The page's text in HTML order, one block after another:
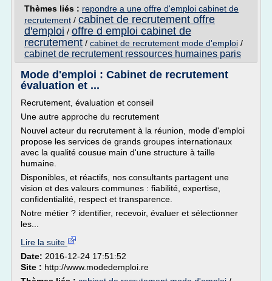
Thèmes liés : repondre a une offre d'emploi cabinet de
recrutement / cabinet de recrutement offre
d'emploi / offre d emploi cabinet de
recrutement / cabinet de recrutement mode d'emploi /
cabinet de recrutement ressources humaines paris
Mode d'emploi : Cabinet de recrutement
évaluation et ...
Recrutement, évaluation et conseil
Une autre approche du recrutement
Nouvel acteur du recrutement à la réunion, mode d'emploi
propose les services de grands groupes internationaux
avec la qualité cousue main d'une structure à taille
humaine.
Disponibles, et réactifs, nos consultants partagent une
vision et des valeurs communes : fiabilité, expertise,
confidentialité, respect et transparence.
Notre métier ? identifier, recevoir, évaluer et sélectionner
les...
Lire la suite
Date: 2016-12-24 17:51:52
Site : http://www.modedemploi.re